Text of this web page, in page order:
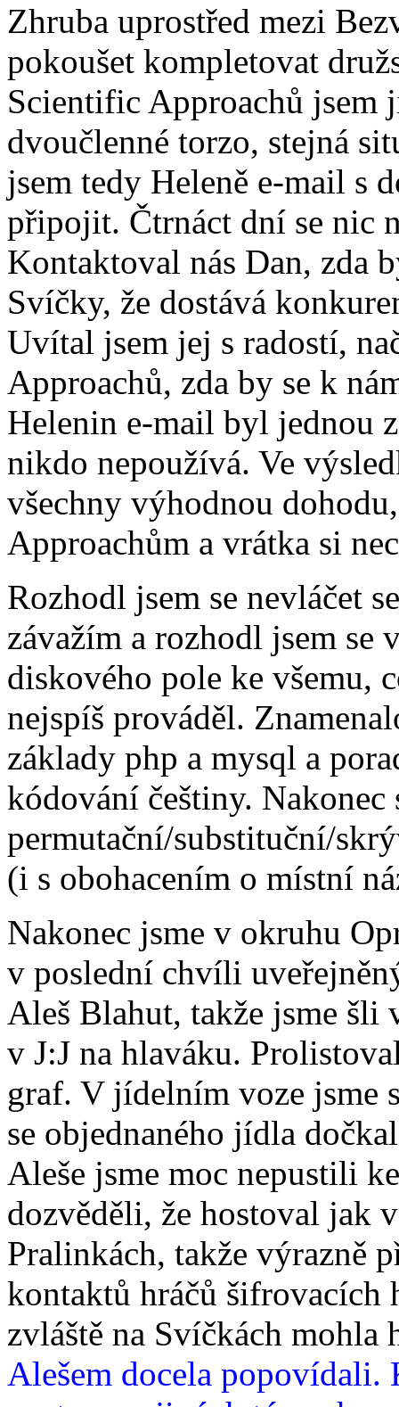
Zhruba uprostřed mezi
pokoušet kompletovat
Scientific Approachů jsem
dvoučlenné torzo, stejná
jsem tedy Heleně e-mail s
připojit. Čtrnáct dní se nic
Kontaktoval nás Dan, zda
Svíčky, že dostává
Uvítal jsem jej s radostí,
Approachů, zda by se k
Helenin e-mail byl jednou
nikdo nepoužívá. Ve
všechny výhodnou
Approachům a vrátka si
Rozhodl jsem se nevláčet
závažím a rozhodl jsem se
diskového pole ke všemu,
nejspíš prováděl.
základy php a mysql a
kódování češtiny.
permutační/substituční/
(i s obohacením o místní
Nakonec jsme v okruhu
v poslední chvíli
Aleš Blahut, takže jsme šli
v J:J na hlaváku.
graf. V jídelním voze jsme
se objednaného jídla
Aleše jsme moc nepustili
dozvěděli, že hostoval jak
Pralinkách, takže výrazně
kontaktů hráčů šifrovacích
zvláště na Svíčkách mohla
Alešem docela popovídali.